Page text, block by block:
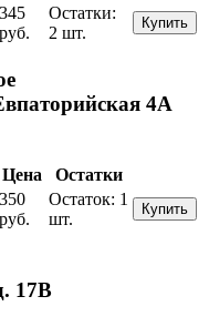
345
руб.
Остатки:
2 шт.
Купить
4А
Цена
Остатки
350
руб.
Остаток: 1
шт.
Купить
17В